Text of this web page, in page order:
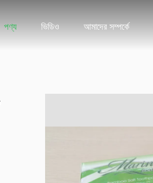
পণ্য ভিডিও আমাদের সম্পর্কে